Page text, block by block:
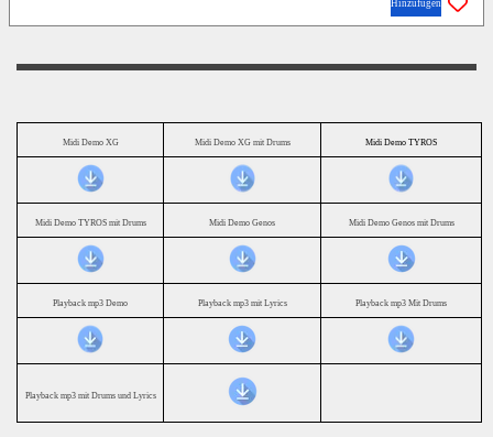
Hinzufügen
Midi Demo XG Midi Demo XG mit Drums Midi Demo TYROS
Midi Demo TYROS mit Drums Midi Demo Genos Midi Demo Genos mit Drums
Playback mp3 Demo Playback mp3 mit Lyrics Playback mp3 Mit Drums
Playback mp3 mit Drums und Lyrics